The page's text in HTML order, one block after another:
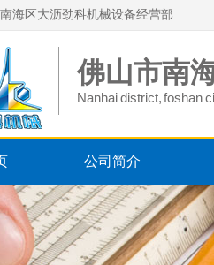
海区大沥劲科机械设备经营部
佛山市南
Nanhai district, foshan
公司简介